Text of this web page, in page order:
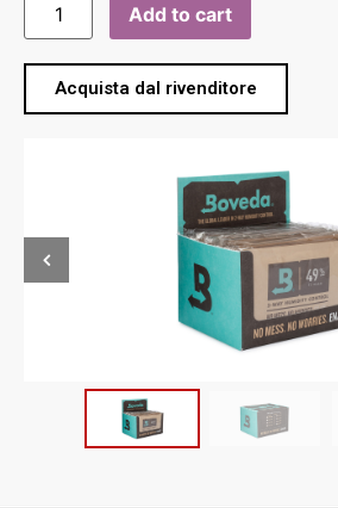
Add to cart
Acquista dal rivenditore